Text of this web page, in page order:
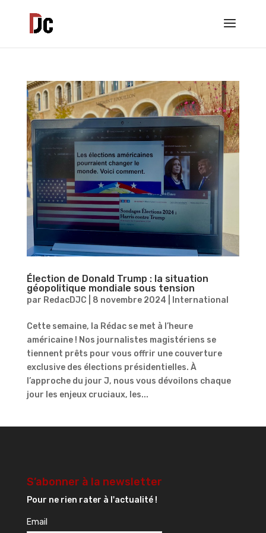
Élection de Donald Trump : la situation
géopolitique mondiale sous tension
par RedacDJC 8 novembre 2024 International
Cette semaine, la Rédac se met à l’heure
américaine ! Nos journalistes magistériens se
tiennent prêts pour vous offrir une couverture
exclusive des élections présidentielles. À
l’approche du jour J, nous vous dévoilons chaque
jour les enjeux cruciaux, les...
S’abonner à la newsletter
Pour ne rien rater à l'actualité !
Email